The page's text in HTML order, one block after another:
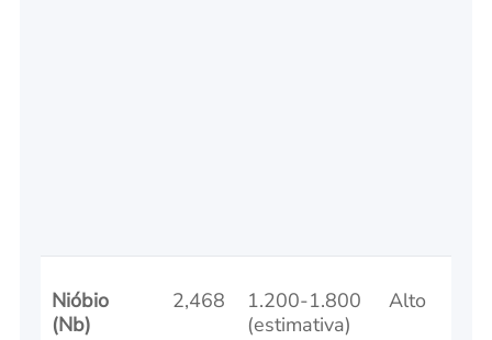
Nióbio
(Nb)
2,468
1.200-1.800
(estimativa)
Alto